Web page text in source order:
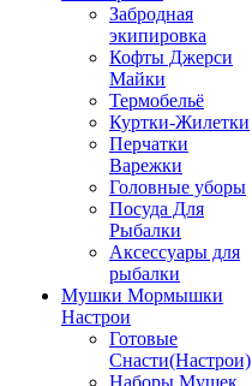
Забродная
экипировка
Кофты Джерси
Майки
Термобельё
Куртки-Жилетки
Перчатки
Варежки
Головные уборы
Посуда Для
Рыбалки
Аксессуары для
рыбалки
Мушки Мормышки
Настрои
Готовые
Снасти(Настрои)
Наборы Мушек